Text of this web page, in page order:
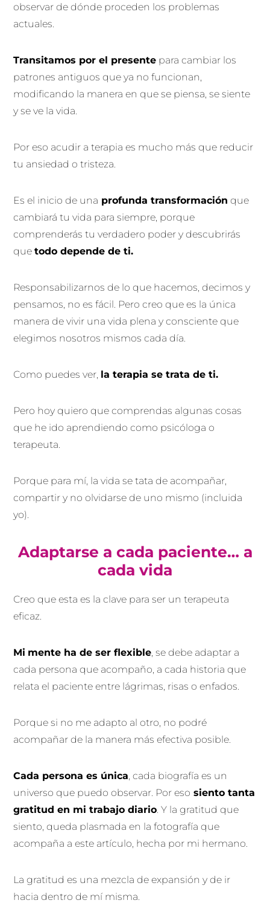
observar de dónde proceden los problemas
actuales.
Transitamos por el presente para cambiar los
patrones antiguos que ya no funcionan,
modificando la manera en que se piensa, se siente
y se ve la vida.
Por eso acudir a terapia es mucho más que reducir
tu ansiedad o tristeza.
Es el inicio de una profunda transformación que
cambiará tu vida para siempre, porque
comprenderás tu verdadero poder y descubrirás
quetodo depende de ti.
Responsabilizarnos de lo que hacemos, decimos y
pensamos, no es fácil. Pero creo que es la única
manera de vivir una vida plena y consciente que
elegimos nosotros mismos cada día.
Como puedes ver, la terapia se trata de ti.
Pero hoy quiero que comprendas algunas cosas
que he ido aprendiendo como psicóloga o
terapeuta.
Porque para mí, la vida se tata de acompañar,
compartir y no olvidarse de uno mismo (incluida
yo).
Adaptarse a cada paciente… a
cada vida
Creo que esta es la clave para ser un terapeuta
eficaz.
Mi mente ha de ser flexible, se debe adaptar a
cada persona que acompaño, a cada historia que
relata el paciente entre lágrimas, risas o enfados.
Porque si no me adapto al otro, no podré
acompañar de la manera más efectiva posible.
Cada persona es única, cada biografía es un
universo que puedo observar. Por eso siento tanta
gratitud en mi trabajo diario. Y la gratitud que
siento, queda plasmada en la fotografía que
acompaña a este artículo, hecha por mi hermano.
La gratitud es una mezcla de expansión y de ir
hacia dentro de mí misma.